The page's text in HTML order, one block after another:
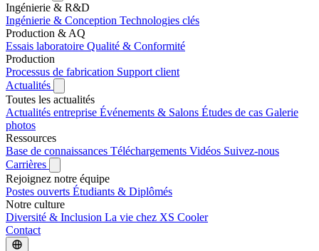
Ingénierie & R&D
Ingénierie & Conception Technologies clés
Production & AQ
Essais laboratoire Qualité & Conformité
Production
Processus de fabrication Support client
Actualités
Toutes les actualités
Actualités entreprise Événements & Salons Études de cas Galerie
photos
Ressources
Base de connaissances Téléchargements Vidéos Suivez-nous
Carrières
Rejoignez notre équipe
Postes ouverts Étudiants & Diplômés
Notre culture
Diversité & Inclusion La vie chez XS Cooler
Contact